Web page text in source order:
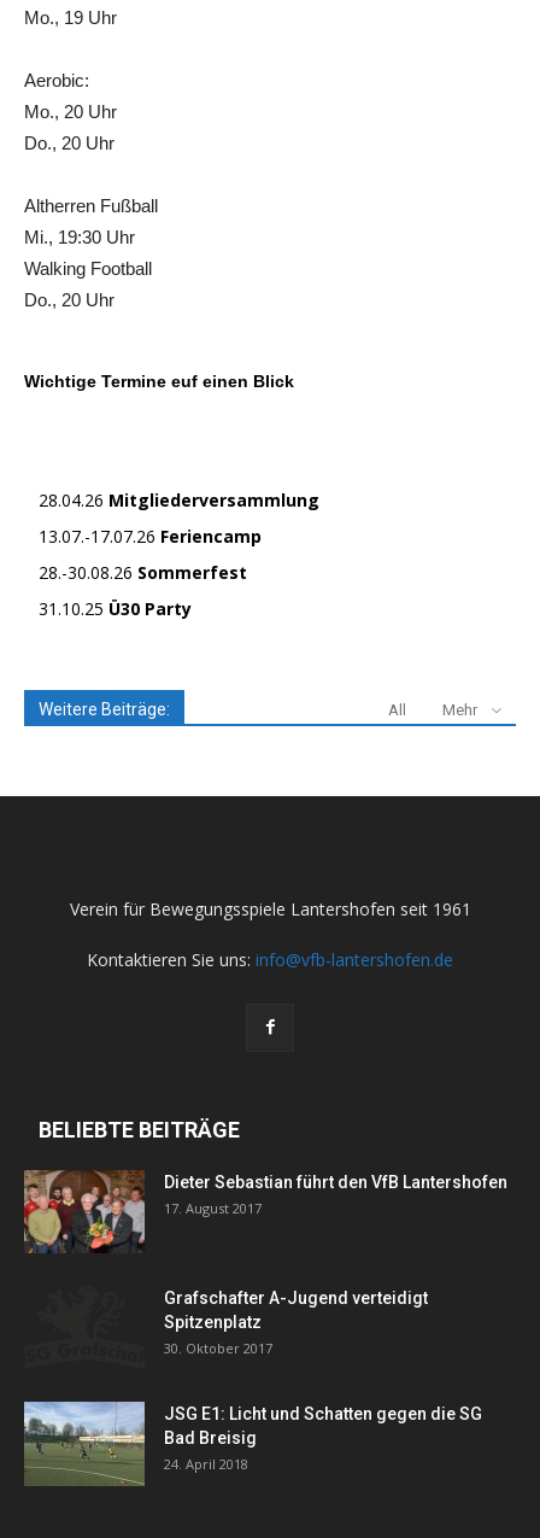
Mo., 19 Uhr
Aerobic:
Mo., 20 Uhr
Do., 20 Uhr
Altherren Fußball
Mi., 19:30 Uhr
Walking Football
Do., 20 Uhr
Wichtige Termine euf einen Blick
28.04.26 Mitgliederversammlung
13.07.-17.07.26 Feriencamp
28.-30.08.26 Sommerfest
31.10.25 Ü30 Party
Weitere Beiträge: All Mehr
Verein für Bewegungsspiele Lantershofen seit 1961
Kontaktieren Sie uns: info@vfb-lantershofen.de
BELIEBTE BEITRÄGE
Dieter Sebastian führt den VfB Lantershofen
17. August 2017
Grafschafter A-Jugend verteidigt
Spitzenplatz
30. Oktober 2017
JSG E1: Licht und Schatten gegen die SG
Bad Breisig
24. April 2018